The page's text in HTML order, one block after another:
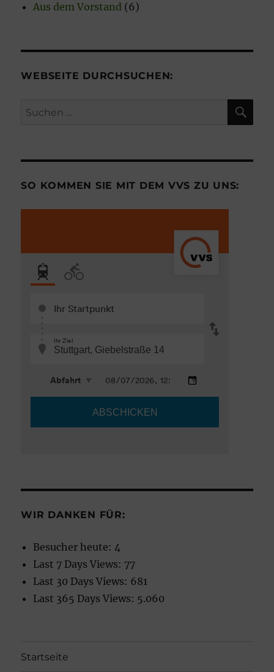
Aus dem Vorstand (6)
WEBSEITE DURCHSUCHEN:
Suchen
SO KOMMEN SIE MIT DEM VVS ZU UNS:
WIR DANKEN FÜR:
Besucher heute: 4
Last 7 Days Views: 77
Last 30 Days Views: 681
Last 365 Days Views: 5.060
Startseite